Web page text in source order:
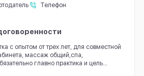
Телефон
с опытом от трех лет, для совместной
массаж общий,спа,
главно практика и цель...